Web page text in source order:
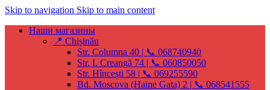
Skip to navigation Skip to main content
Наши магазины
📍 Chișinău
Str. Columna 40 | 📞 068740940
Str. I. Creangă 74 | 📞 060850050
Str. Hîncești 58 | 📞 069255590
Bd. Moscova (Haine Gata) 2 | 📞 068541555